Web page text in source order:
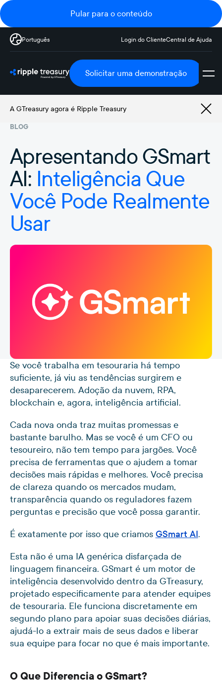
Pular para o conteúdo
Português Login do ClienteCentral de Ajuda
Solicitar uma demonstração
A GTreasury agora é Ripple Treasury
BLOG
Apresentando GSmart
AI: Inteligência Que
Você Pode Realmente
Usar
Se você trabalha em tesouraria há tempo
suficiente, já viu as tendências surgirem e
desaparecerem. Adoção da nuvem, RPA,
blockchain e, agora, inteligência artificial.
Cada nova onda traz muitas promessas e
bastante barulho. Mas se você é um CFO ou
tesoureiro, não tem tempo para jargões. Você
precisa de ferramentas que o ajudem a tomar
decisões mais rápidas e melhores. Você precisa
de clareza quando os mercados mudam,
transparência quando os reguladores fazem
perguntas e precisão que você possa garantir.
É exatamente por isso que criamos GSmart AI.
Esta não é uma IA genérica disfarçada de
linguagem financeira. GSmart é um motor de
inteligência desenvolvido dentro da GTreasury,
projetado especificamente para atender equipes
de tesouraria. Ele funciona discretamente em
segundo plano para apoiar suas decisões diárias,
ajudá-lo a extrair mais de seus dados e liberar
sua equipe para focar no que é mais importante.
O Que Diferencia o GSmart?